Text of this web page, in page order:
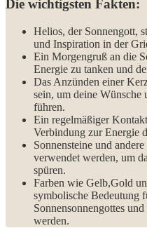
Die wichtigsten Fakten:
Helios, der ‌Sonnengott,
und Inspiration‍ in ⁣der
Ein Morgengruß an die
Energie zu tanken und
Das Anzünden einer
sein,⁢ um deine
führen.
Ein‍ regelmäßiger
Verbindung zur Energie
Sonnensteine und
verwendet werden, um
spüren.
Farben wie ‌Gelb,Gold
symbolische ‌Bedeutung
Sonnensonnengottes
werden.